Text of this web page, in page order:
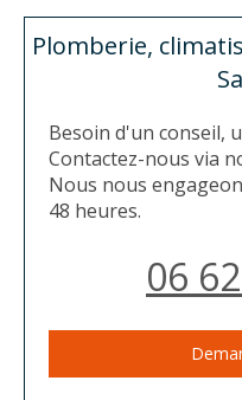
Plomberie,
Besoin d'un conseil,
Contactez-nous via
Nous nous
48 heures.
06